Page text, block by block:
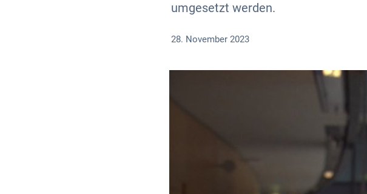
umgesetzt werden.
28. November 2023